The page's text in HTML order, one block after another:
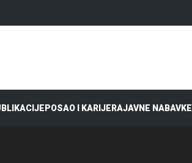
POSAO I KARIJERAJAVNE NABAVKE